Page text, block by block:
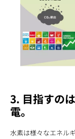
3. 目指すの
電。
水素は様々なエネル